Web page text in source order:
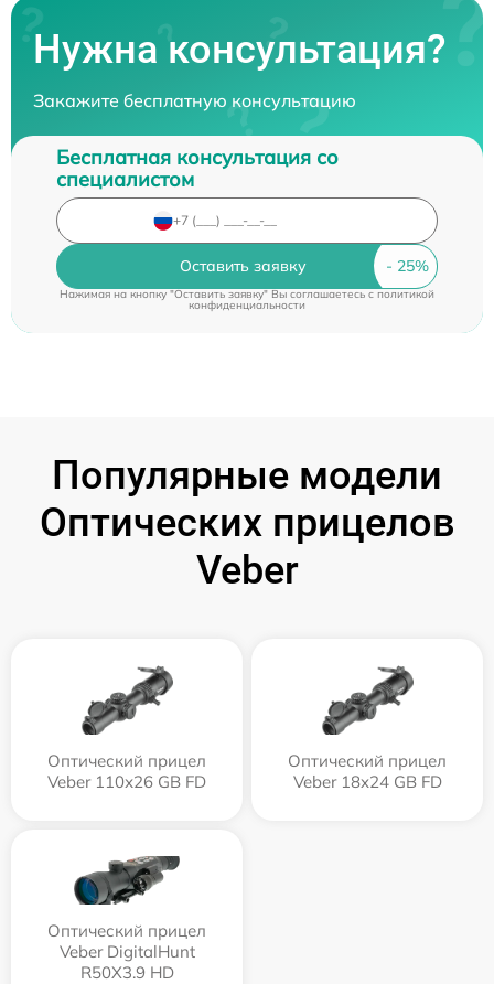
Нужна консультация?
Закажите бесплатную консультацию
Бесплатная консультация со
специалистом
Оставить заявку
Нажимая на кнопку "Оставить заявку" Вы соглашаетесь cполитикой
конфиденциальности
Популярные модели
Оптических прицелов
Veber
Оптический прицел
Veber 110х26 GB FD
Оптический прицел
Veber 18x24 GB FD
Оптический прицел
Veber DigitalHunt
R50X3.9 HD